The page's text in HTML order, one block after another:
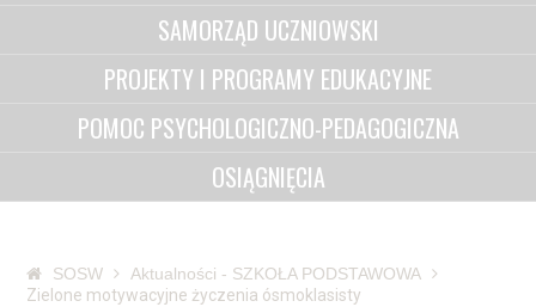
SAMORZĄD UCZNIOWSKI
PROJEKTY I PROGRAMY EDUKACYJNE
POMOC PSYCHOLOGICZNO-PEDAGOGICZNA
OSIĄGNIĘCIA
SOSW
Aktualności - SZKOŁA PODSTAWOWA
Zielone motywacyjne życzenia ósmoklasisty